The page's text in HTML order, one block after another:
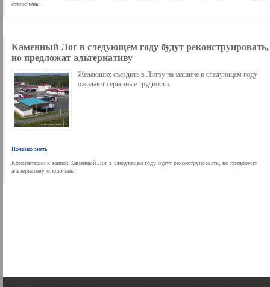
отключены
Каменный Лог в следующем году будут реконструировать,
но предложат альтернативу
Желающих съездить в Литву на машине в следующем году
ожидают серьезные трудности.
Полезно знать
Комментарии к записи Каменный Лог в следующем году будут реконструировать, но предложат
альтернативу отключены